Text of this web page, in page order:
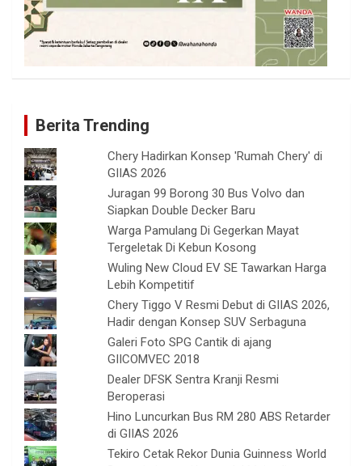
Berita Trending
Chery Hadirkan Konsep 'Rumah Chery' di
GIIAS 2026
Juragan 99 Borong 30 Bus Volvo dan
Siapkan Double Decker Baru
Warga Pamulang Di Gegerkan Mayat
Tergeletak Di Kebun Kosong
Wuling New Cloud EV SE Tawarkan Harga
Lebih Kompetitif
Chery Tiggo V Resmi Debut di GIIAS 2026,
Hadir dengan Konsep SUV Serbaguna
Galeri Foto SPG Cantik di ajang
GIICOMVEC 2018
Dealer DFSK Sentra Kranji Resmi
Beroperasi
Hino Luncurkan Bus RM 280 ABS Retarder
di GIIAS 2026
Tekiro Cetak Rekor Dunia Guinness World